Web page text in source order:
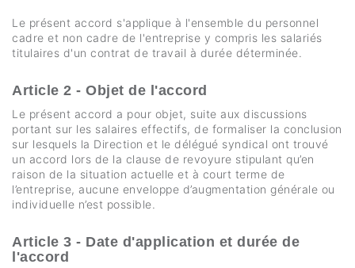
Le présent accord s'applique à l'ensemble du personnel
cadre et non cadre de l'entreprise y compris les salariés
titulaires d'un contrat de travail à durée déterminée.
Article 2 - Objet de l'accord
Le présent accord a pour objet, suite aux discussions
portant sur les salaires effectifs, de formaliser la conclusion
sur lesquels la Direction et le délégué syndical ont trouvé
un accord lors de la clause de revoyure stipulant qu’en
raison de la situation actuelle et à court terme de
l’entreprise, aucune enveloppe d’augmentation générale ou
individuelle n’est possible.
Article 3 - Date d'application et durée de
l'accord